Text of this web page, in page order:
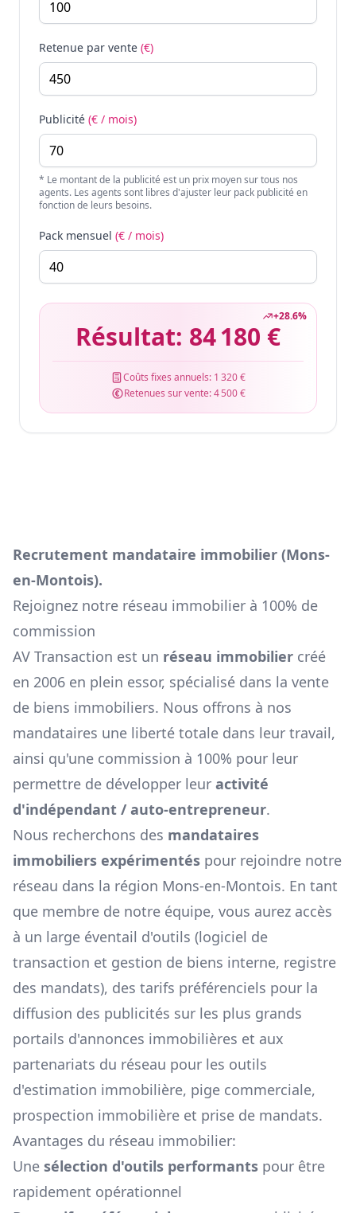
Retenue par vente (€)
Publicité (€ / mois)
* Le montant de la publicité est un prix moyen sur tous nos
agents. Les agents sont libres d'ajuster leur pack publicité en
fonction de leurs besoins.
Pack mensuel (€ / mois)
+28.6%
Résultat: 84 180 €
Coûts fixes annuels: 1 320 €
Retenues sur vente:4 500 €
Recrutement mandataire immobilier (Mons-
en-Montois).
Rejoignez notre réseau immobilier à 100% de
commission
AV Transaction est un réseau immobilier créé
en 2006 en plein essor, spécialisé dans la vente
de biens immobiliers. Nous offrons à nos
mandataires une liberté totale dans leur travail,
ainsi qu'une commission à 100% pour leur
permettre de développer leur activité
d'indépendant / auto-entrepreneur.
Nous recherchons des mandataires
immobiliers expérimentés pour rejoindre notre
réseau dans la région Mons-en-Montois. En tant
que membre de notre équipe, vous aurez accès
à un large éventail d'outils (logiciel de
transaction et gestion de biens interne, registre
des mandats), des tarifs préférenciels pour la
diffusion des publicités sur les plus grands
portails d'annonces immobilières et aux
partenariats du réseau pour les outils
d'estimation immobilière, pige commerciale,
prospection immobilière et prise de mandats.
Avantages du réseau immobilier:
Une sélection d'outils performants pour être
rapidement opérationnel